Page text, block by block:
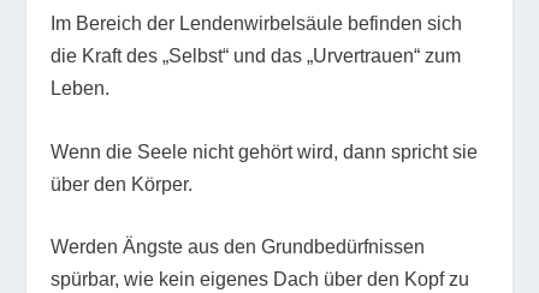
Im Bereich der Lendenwirbelsäule befinden sich
die Kraft des „Selbst“ und das „Urvertrauen“ zum
Leben.
Wenn die Seele nicht gehört wird, dann spricht sie
über den Körper.
Werden Ängste aus den Grundbedürfnissen
spürbar, wie kein eigenes Dach über den Kopf zu